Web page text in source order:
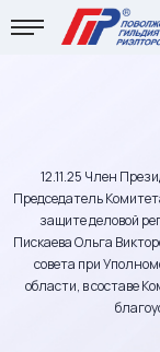
12.11.25 Член
Председатель
защите деловой
Пискаева Ольга
совета при
области, в составе